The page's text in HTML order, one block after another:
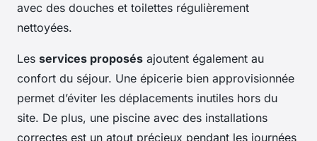
avec des douches et toilettes régulièrement
nettoyées.
Les services proposés ajoutent également au
confort du séjour. Une épicerie bien approvisionnée
permet d’éviter les déplacements inutiles hors du
site. De plus, une piscine avec des installations
correctes est un atout précieux pendant les journées